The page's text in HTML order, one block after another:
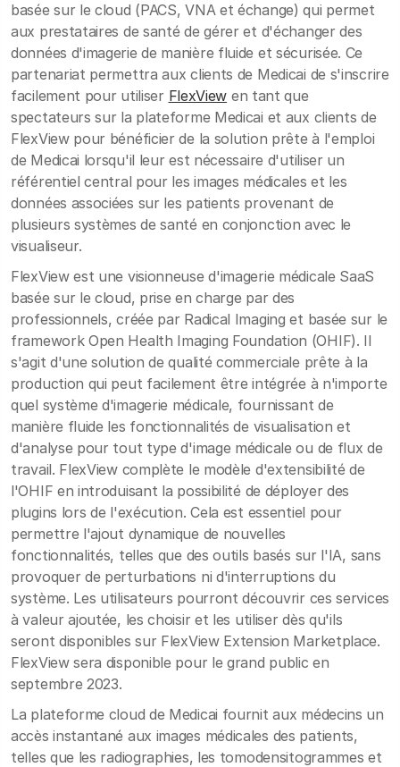
basée sur le cloud (PACS, VNA et échange) qui permet
aux prestataires de santé de gérer et d'échanger des
données d'imagerie de manière fluide et sécurisée. Ce
partenariat permettra aux clients de Medicai de s'inscrire
facilement pour utiliser FlexView en tant que
spectateurs sur la plateforme Medicai et aux clients de
FlexView pour bénéficier de la solution prête à l'emploi
de Medicai lorsqu'il leur est nécessaire d'utiliser un
référentiel central pour les images médicales et les
données associées sur les patients provenant de
plusieurs systèmes de santé en conjonction avec le
visualiseur.
FlexView est une visionneuse d'imagerie médicale SaaS
basée sur le cloud, prise en charge par des
professionnels, créée par Radical Imaging et basée sur le
framework Open Health Imaging Foundation (OHIF). Il
s'agit d'une solution de qualité commerciale prête à la
production qui peut facilement être intégrée à n'importe
quel système d'imagerie médicale, fournissant de
manière fluide les fonctionnalités de visualisation et
d'analyse pour tout type d'image médicale ou de flux de
travail. FlexView complète le modèle d'extensibilité de
l'OHIF en introduisant la possibilité de déployer des
plugins lors de l'exécution. Cela est essentiel pour
permettre l'ajout dynamique de nouvelles
fonctionnalités, telles que des outils basés sur l'IA, sans
provoquer de perturbations ni d'interruptions du
système. Les utilisateurs pourront découvrir ces services
à valeur ajoutée, les choisir et les utiliser dès qu'ils
seront disponibles sur FlexView Extension Marketplace.
FlexView sera disponible pour le grand public en
septembre 2023.
La plateforme cloud de Medicai fournit aux médecins un
accès instantané aux images médicales des patients,
telles que les radiographies, les tomodensitogrammes et